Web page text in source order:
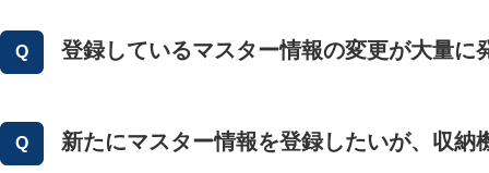
登録しているマスター情報の変更が大量に
新たにマスター情報を登録したいが、収